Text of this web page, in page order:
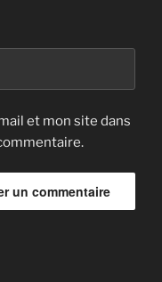
et mon site dans